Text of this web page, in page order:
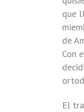
que
de
Con
El